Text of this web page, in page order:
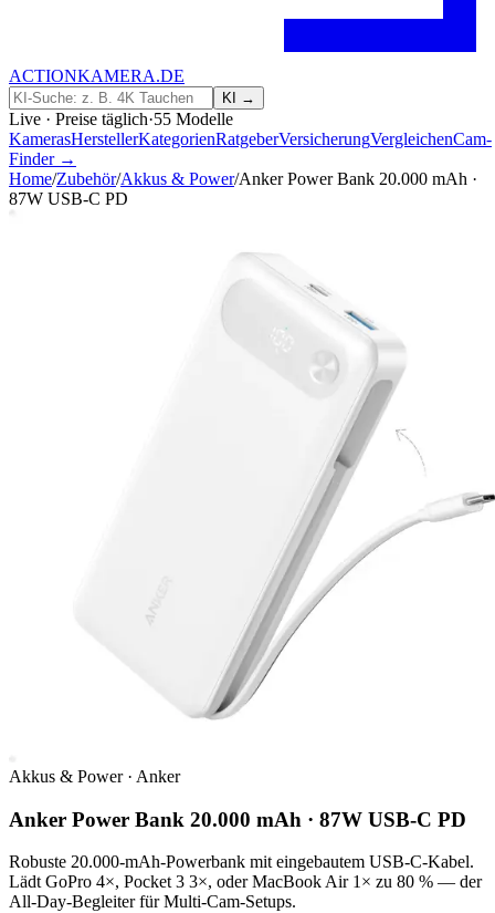
ACTIONKAMERA.DE
KI →
Live · Preise täglich·55 Modelle
KamerasHerstellerKategorienRatgeberVersicherungVergleichenCam-
Finder →
Home/Zubehör/Akkus & Power/Anker Power Bank 20.000 mAh ·
87W USB-C PD
Akkus & Power· Anker
Anker Power Bank 20.000 mAh · 87W USB-C PD
Robuste 20.000-mAh-Powerbank mit eingebautem USB-C-Kabel.
Lädt GoPro 4×, Pocket 3 3×, oder MacBook Air 1× zu 80 % — der
All-Day-Begleiter für Multi-Cam-Setups.